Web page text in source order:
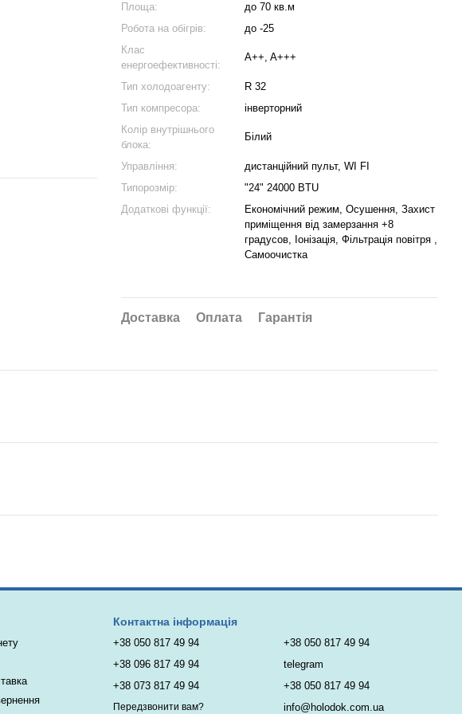
Площа:
до 70 кв.м
Робота на обігрів:
до -25
Клас
енергоефективності:
A++, A+++
Тип холодоагенту:
R 32
Тип компресора:
інверторний
Колір внутрішнього
блока:
Білий
Управління:
дистанційний пульт, WI FI
Типорозмір:
"24" 24000 BTU
Додаткові функції:
Економічний режим, Осушення, Захист
приміщення від замерзання +8
градусов, Іонізація, Фільтрація повітря ,
Самоочистка
Доставка Оплата Гарантія
Контактна інформація
+38 050 817 49 94
+38 096 817 49 94
+38 073 817 49 94
Передзвонити вам?
+38 050 817 49 94
telegram
+38 050 817 49 94
info@holodok.com.ua